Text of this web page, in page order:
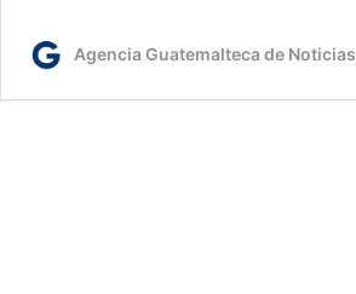
Agencia Guatemalteca de Noticias